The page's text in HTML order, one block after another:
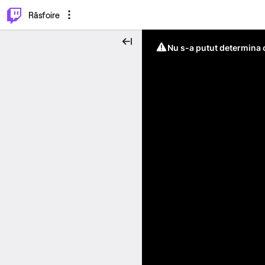
Răsfoire
Nu s-a putut